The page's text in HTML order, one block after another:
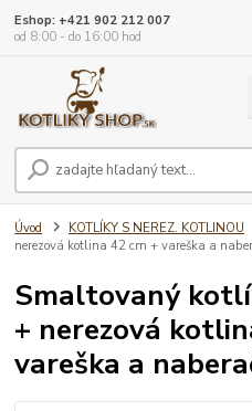
Eshop: +421 902 212 007
od 8:00 - do 16:00 hod
Úvod KOTLÍKY S NEREZ. KOTLINOU
nerezová kotlina 42 cm + vareška a
Smaltovaný
+ nerezová
vareška a